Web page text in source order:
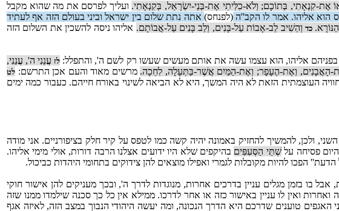
אֶת-קִנְאָתִי, בְּתוֹכָם; וְלֹא-כִלִּיתִי אֶת-בְּנֵי-יִשְׂרָאֵל, בְּקִנְאָתִי. ועליך לפרסם את מה שהוא מקבל
הוא אליהו. אמר לו הקב''ה(לפנחס) אתה נתת שלום בין ישראל וביני בעולם הזה אף לעתיד
כד וְהֵשִׁיב לֵב-אָבוֹת עַל-בָּנִים, וְלֵב בָּנִים עַל-אֲבוֹתָם. אליהו ניסה להשכין את השלום הזה
בפניהם אליהו, הוא עצמו עשה את אותם מעשים שעשו רק לשם ה', והתפלל: לזעֲנֵנִי ה', עֲנֵנִי,
הָאֲבָנִים, וְאֶת-הֶעָפָר; וְאֶת-הַמַּיִם אֲשֶׁר-בַּתְּעָלָה, לִחֵכָה. מרשים מאוד והעם אכן התרשם: לט
העוצמתית הזאת לא היה המשך, היא לא הביאה לשינוי באורח חייהם. כעבור כמה ימים
ולכן, להמשיך להחזיק באמונה יהיה קשה כמו לטפס על קיר חלק בציפורניים. אני מודה
פסיחה עלשְׁתֵּי הַסְּעִפִּים בהיקפים שלא היו ידועים אצלנו הרבה דורות, אולי מימי אליהו.
הפכו להיות מקובלות לגמרי ואפילו מוצאים להן צידוקים בתחומי היהדות כביכול.
בזמן מגלים עניין בדרכים אחרות, מנוגדות לדרך ה', ובכך מעניקים להן אישור חוקי
ואין לו עניין באישור כזה או אחר לדרכו. ממילא אין כל כך סכנה שילמדו ממנו שזה
האגפים טוענים שדרכם היא הדרך הנכונה, ומה יעשה היהודי הנבוך במצב הזה, לאיזה אגף